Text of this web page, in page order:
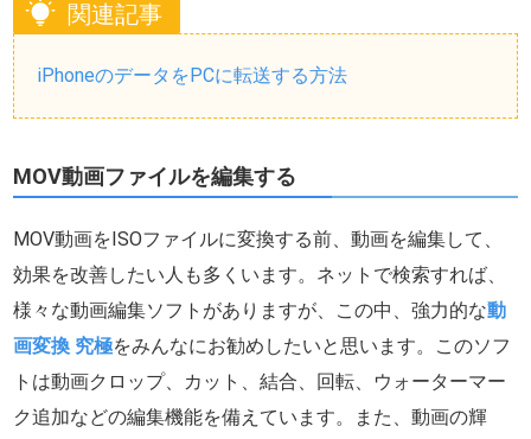
関連記事
iPhoneのデータをPCに転送する方法
MOV動画ファイルを編集する
MOV動画をISOファイルに変換する前、動画を編集して、
効果を改善したい人も多くいます。ネットで検索すれば、
様々な動画編集ソフトがありますが、この中、強力的な動
画変換 究極をみんなにお勧めしたいと思います。このソフ
トは動画クロップ、カット、結合、回転、ウォーターマー
ク追加などの編集機能を備えています。また、動画の輝